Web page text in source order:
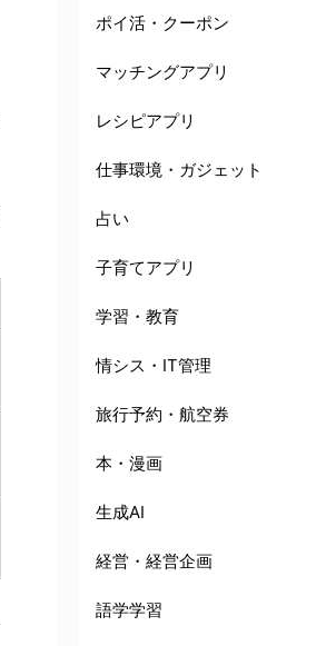
ポイ活・クーポン
マッチングアプリ
レシピアプリ
仕事環境・ガジェット
占い
子育てアプリ
学習・教育
情シス・IT管理
旅行予約・航空券
本・漫画
生成AI
経営・経営企画
語学学習